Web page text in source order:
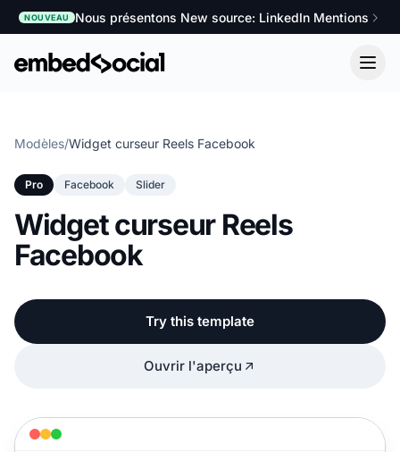
NOUVEAU Nous présentons New source: LinkedIn Mentions
Modèles/Widget curseur Reels Facebook
Pro Facebook Slider
Widget curseur Reels
Facebook
Try this template
Ouvrir l'aperçu